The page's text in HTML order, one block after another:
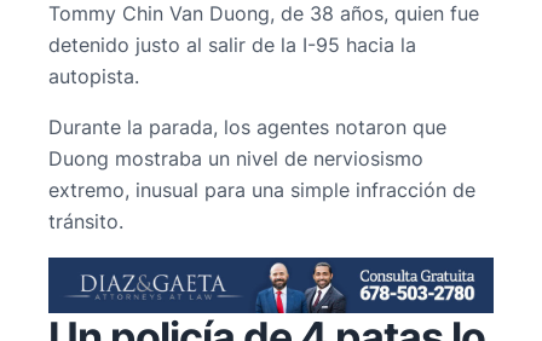
Tommy Chin Van Duong, de 38 años, quien fue
detenido justo al salir de la I-95 hacia la
autopista.
Durante la parada, los agentes notaron que
Duong mostraba un nivel de nerviosismo
extremo, inusual para una simple infracción de
tránsito.